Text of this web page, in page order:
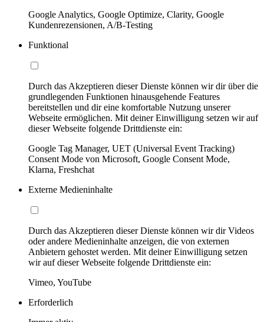
Google Analytics, Google Optimize, Clarity, Google
Kundenrezensionen, A/B-Testing
Funktional
Durch das Akzeptieren dieser Dienste können wir dir über die
grundlegenden Funktionen hinausgehende Features
bereitstellen und dir eine komfortable Nutzung unserer
Webseite ermöglichen. Mit deiner Einwilligung setzen wir auf
dieser Webseite folgende Drittdienste ein:
Google Tag Manager, UET (Universal Event Tracking)
Consent Mode von Microsoft, Google Consent Mode,
Klarna, Freshchat
Externe Medieninhalte
Durch das Akzeptieren dieser Dienste können wir dir Videos
oder andere Medieninhalte anzeigen, die von externen
Anbietern gehostet werden. Mit deiner Einwilligung setzen
wir auf dieser Webseite folgende Drittdienste ein:
Vimeo, YouTube
Erforderlich